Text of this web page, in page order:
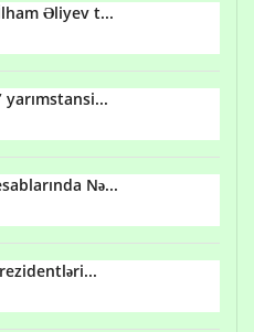
Əliyev t...
yarımstansi...
Nə...